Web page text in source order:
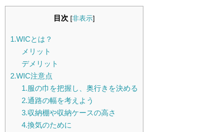
目次 [非表示]
1.WICとは？
メリット
デメリット
2.WIC注意点
1.服の巾を把握し、奥行きを決める
2.通路の幅を考えよう
3.収納棚や収納ケースの高さ
4.換気のために